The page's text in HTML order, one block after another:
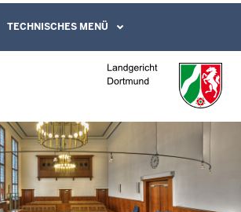
Dortmund:
Gebärdensprachenvideo
TECHNISCHES MENÜ